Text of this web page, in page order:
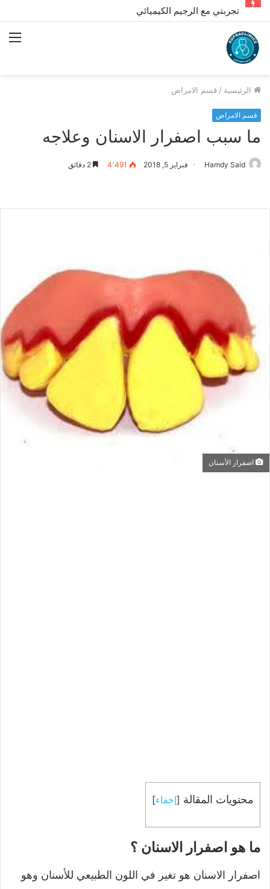
تجربتي مع الرجيم الكيميائي
الرئيسية / قسم الامراض
قسم الامراض
ما سبب اصفرار الاسنان وعلاجه
Hamdy Said فبراير 5, 2018 4٬491
اصفرار الأسنان
محتويات المقالة [إخفاء]
ما هو اصفرار الاسنان ؟
اصفرار الاسنان هو تغير في اللون الطبيعي للأسنان وهو